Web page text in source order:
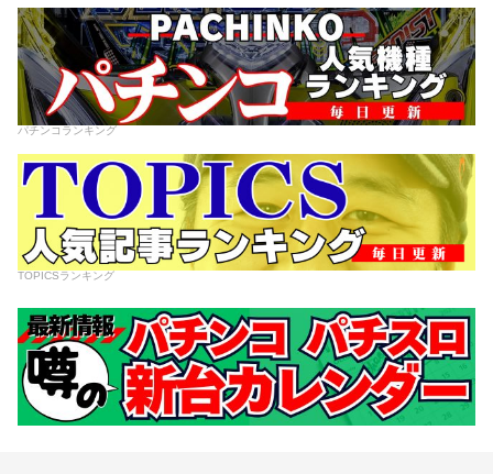
パチンコランキング
TOPICSランキング